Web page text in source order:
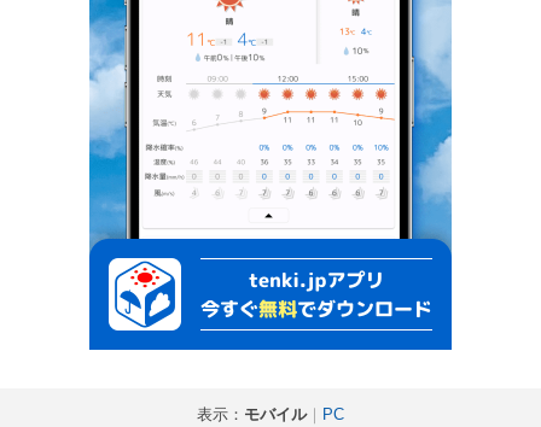
表示： モバイル｜ PC